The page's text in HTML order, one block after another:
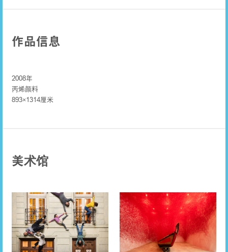
作品信息
2008年
丙烯颜料
893×1314厘米
美术馆